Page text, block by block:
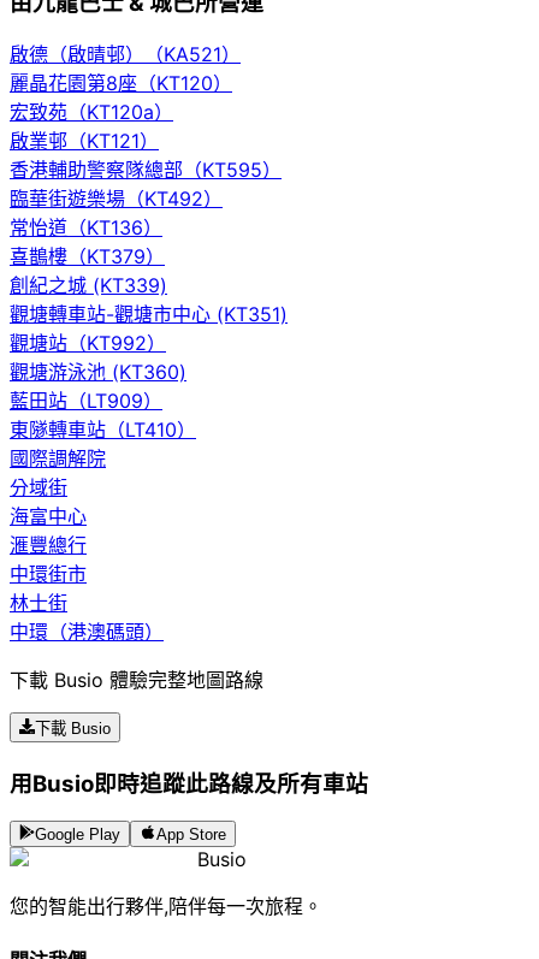
啟德（啟晴邨）（KA521）
麗晶花園第8座（KT120）
宏致苑（KT120a）
啟業邨（KT121）
香港輔助警察隊總部（KT595）
臨華街遊樂場（KT492）
常怡道（KT136）
喜鵲樓（KT379）
創紀之城 (KT339)
觀塘轉車站-觀塘市中心 (KT351)
觀塘站（KT992）
觀塘游泳池 (KT360)
藍田站（LT909）
東隧轉車站（LT410）
國際調解院
分域街
海富中心
滙豐總行
中環街市
林士街
中環（港澳碼頭）
下載 Busio 體驗完整地圖路線
下載 Busio
用Busio即時追蹤此路線及所有車站
Google Play App Store
Busio
您的智能出行夥伴,陪伴每一次旅程。